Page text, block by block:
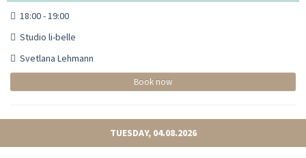
18:00 - 19:00
Studio li-belle
Svetlana Lehmann
Book now
TUESDAY, 04.08.2026